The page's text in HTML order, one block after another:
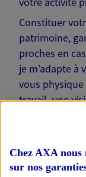
Constituer
patrimoine,
proches en
je m’adapte
vous
travail, une
Chez AXA nous
sur nos